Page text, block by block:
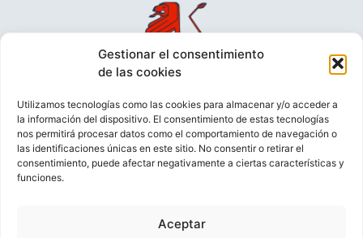
Gestionar el consentimiento
de las cookies
Utilizamos tecnologías como las cookies para almacenar y/o acceder a
la información del dispositivo. El consentimiento de estas tecnologías
nos permitirá procesar datos como el comportamiento de navegación o
las identificaciones únicas en este sitio. No consentir o retirar el
consentimiento, puede afectar negativamente a ciertas características y
funciones.
Aceptar